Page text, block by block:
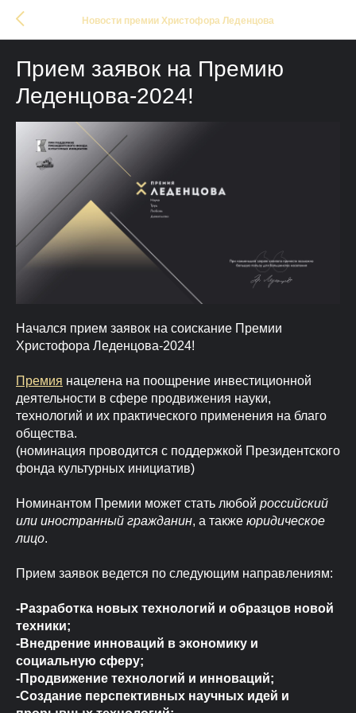
Новости премии Христофора Леденцова
Прием заявок на Премию
Леденцова-2024!
Начался прием заявок на соискание Премии
Христофора Леденцова-2024!
Премия нацелена на поощрение инвестиционной
деятельности в сфере продвижения науки,
технологий и их практического применения на благо
общества.
(номинация проводится с поддержкой Президентского
фонда культурных инициатив)
Номинантом Премии может стать любой российский
или иностранный гражданин, а также юридическое
лицо.
Прием заявок ведется по следующим направлениям:
-Разработка новых технологий и образцов новой
техники;
-Внедрение инноваций в экономику и
социальную сферу;
-Продвижение технологий и инноваций;
-Создание перспективных научных идей и